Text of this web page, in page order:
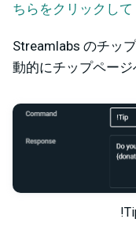
ちらをクリックし
Streamlabs のチッ
動的にチップページ